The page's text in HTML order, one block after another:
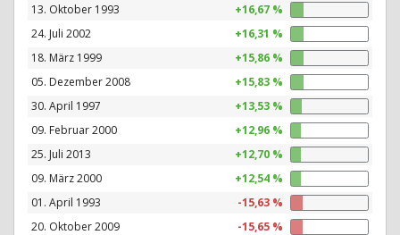
13. Oktober 1993
+16,67 %
24. Juli 2002
+16,31 %
18. März 1999
+15,86 %
05. Dezember 2008
+15,83 %
30. April 1997
+13,53 %
09. Februar 2000
+12,96 %
25. Juli 2013
+12,70 %
09. März 2000
+12,54 %
01. April 1993
-15,63 %
20. Oktober 2009
-15,65 %